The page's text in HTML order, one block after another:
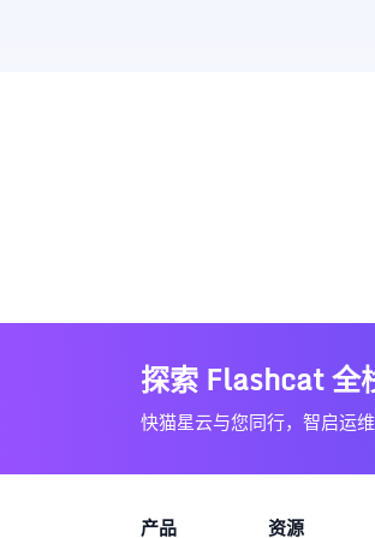
探索 Flashcat 全
快猫星云与您同行，智启运
产品 资源